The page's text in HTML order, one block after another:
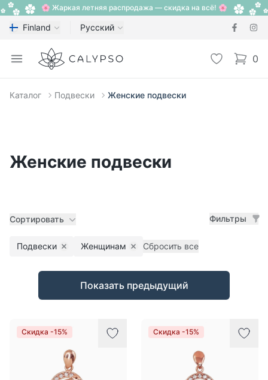
🌸 Жаркая летняя распродажа — скидка на всё! 🌸
Finland Русский
Open menu
Calypso Избранное
0
items
Каталог Подвески Женские подвески
Женские подвески
Сортировать Фильтры
Подвески Remove filter
Женщинам Remove filter
Сбросить все
Товары
Показать предыдущий
Скидка -15% Скидка -15%